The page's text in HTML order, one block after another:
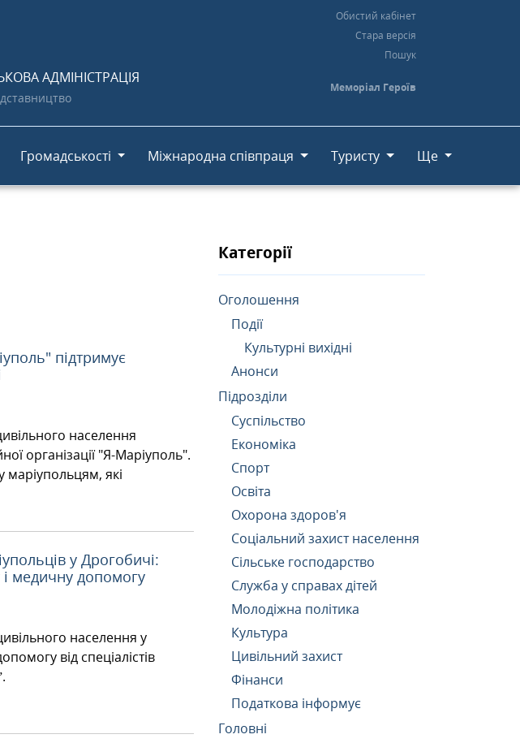
АДМІНІСТРАЦІЯ
Обистий кабінет
Стара версія
Пошук
Меморіал Героїв
Громадськості Міжнародна співпраця Туристу Ще
підтримує
населення
організації "Я-Маріуполь".
які
у Дрогобичі:
медичну допомогу
населення у
від спеціалістів
Категорії
Оголошення
Події
Культурні вихідні
Анонси
Підрозділи
Суспільство
Економіка
Спорт
Освіта
Охорона здоров'я
Соціальний захист населення
Сільське господарство
Служба у справах дітей
Молодіжна політика
Культура
Цивільний захист
Фінанси
Податкова інформує
Головні